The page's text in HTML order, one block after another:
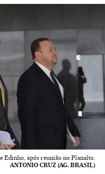
Edinho, após reunião no Planalto.
ANTONIO CRUZ (AG. BRASIL)